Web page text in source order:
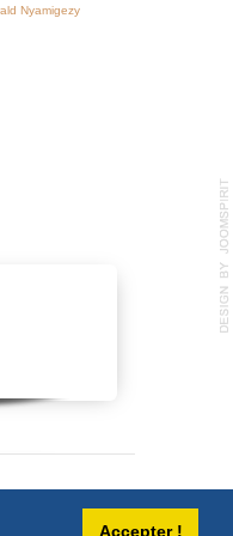
Accepter !
Nyamigezy